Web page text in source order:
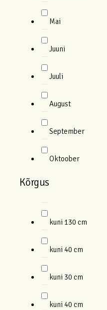
Mai
Juuni
Juuli
August
September
Oktoober
Kõrgus
kuni 130 cm
kuni 40 cm
kuni 30 cm
kuni 40 cm